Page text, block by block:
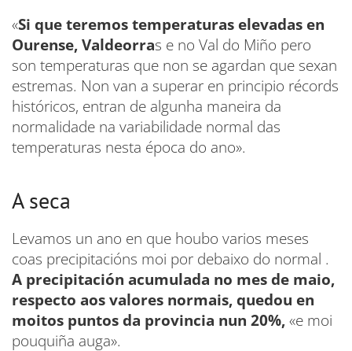
«Si que teremos temperaturas elevadas en
Ourense, Valdeorras e no Val do Miño pero
son temperaturas que non se agardan que sexan
estremas. Non van a superar en principio récords
históricos, entran de algunha maneira da
normalidade na variabilidade normal das
temperaturas nesta época do ano».
A seca
Levamos un ano en que houbo varios meses
coas precipitacións moi por debaixo do normal .
A precipitación acumulada no mes de maio,
respecto aos valores normais, quedou en
moitos puntos da provincia nun 20%,«e moi
pouquiña auga».